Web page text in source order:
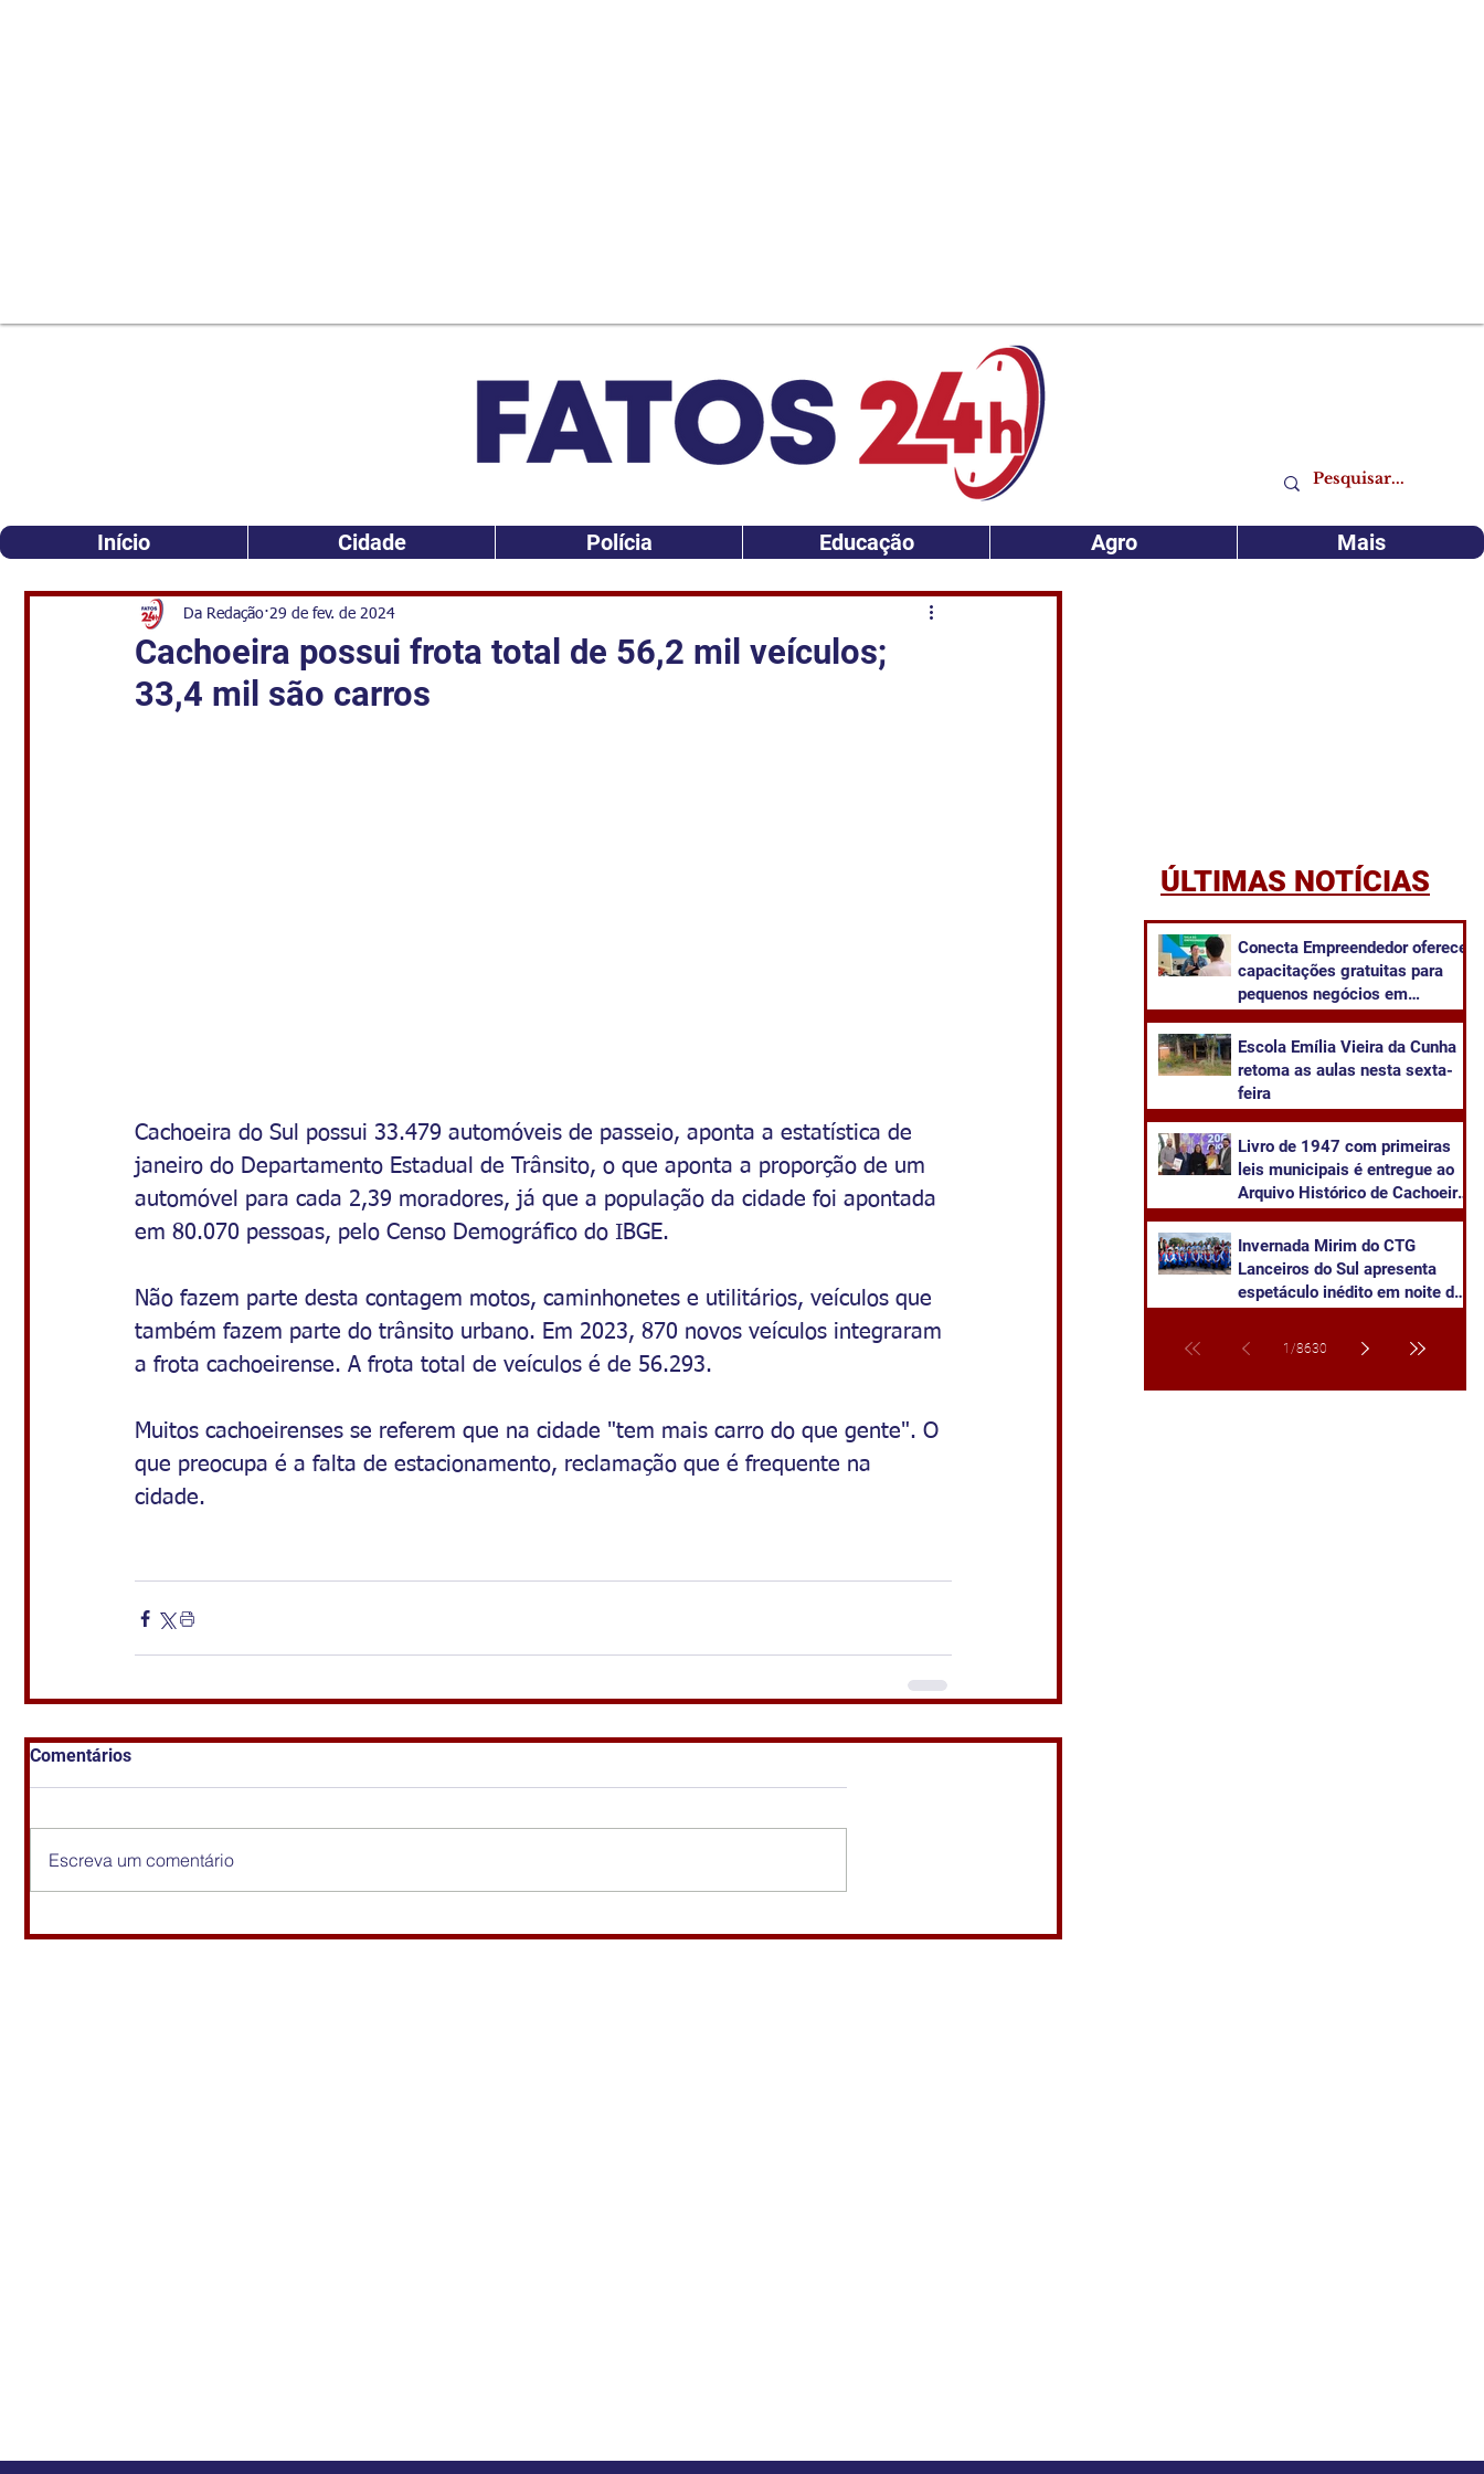
Início Cidade Polícia Educação Agro Mais
Cachoeira possui frota total de 56,2 mil veículos;
33,4 mil são carros
Da Redação 29 de fev. de 2024
Cachoeira do Sul possui 33.479 automóveis de passeio, aponta a estatística de
janeiro do Departamento Estadual de Trânsito, o que aponta a proporção de um
automóvel para cada 2,39 moradores, já que a população da cidade foi apontada
em 80.070 pessoas, pelo Censo Demográfico do IBGE.
Não fazem parte desta contagem motos, caminhonetes e utilitários, veículos que
também fazem parte do trânsito urbano. Em 2023, 870 novos veículos integraram
a frota cachoeirense. A frota total de veículos é de 56.293.
Muitos cachoeirenses se referem que na cidade "tem mais carro do que gente". O
que preocupa é a falta de estacionamento, reclamação que é frequente na
cidade.
Comentários
Escreva um comentário
ÚLTIMAS NOTÍCIAS
Conecta Empreendedor oferece
capacitações gratuitas para
pequenos negócios em
​Escola Emília Vieira da Cunha
retoma as aulas nesta sexta-
feira
Livro de 1947 com primeiras
leis municipais é entregue ao
Arquivo Histórico de Cachoeira
Invernada Mirim do CTG
Lanceiros do Sul apresenta
espetáculo inédito em noite de
1 /8630